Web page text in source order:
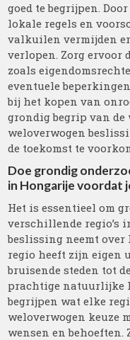
goed te begrijpen.
lokale regels en
valkuilen vermijden
verlopen. Zorg ervoor
zoals
eventuele
bij het kopen van
grondig begrip van de
weloverwogen
de toekomst te
Doe grondig
in Hongarije voordat
Het is essentieel om
verschillende regio’s
beslissing neemt over
regio heeft zijn eigen
bruisende steden tot
prachtige natuurlijke
begrijpen wat elke
weloverwogen keuze
wensen en behoeften.